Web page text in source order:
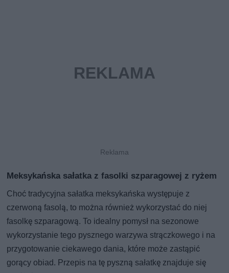
Meksykańska sałatka z fasolki szparagowej z ryżem
Choć tradycyjna sałatka meksykańska występuje z
czerwoną fasolą, to można również wykorzystać do niej
fasolkę szparagową. To idealny pomysł na sezonowe
wykorzystanie tego pysznego warzywa strączkowego i na
przygotowanie ciekawego dania, które może zastąpić
gorący obiad. Przepis na tę pyszną sałatkę znajduje się